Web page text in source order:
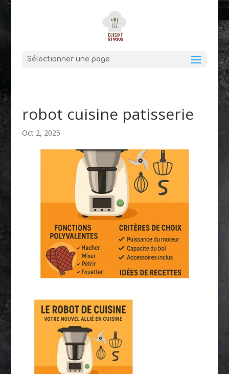
Sélectionner une page
robot cuisine patisserie
Oct 2, 2025